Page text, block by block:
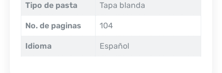
Tipo de pasta Tapa blanda
No. de paginas 104
Idioma Español